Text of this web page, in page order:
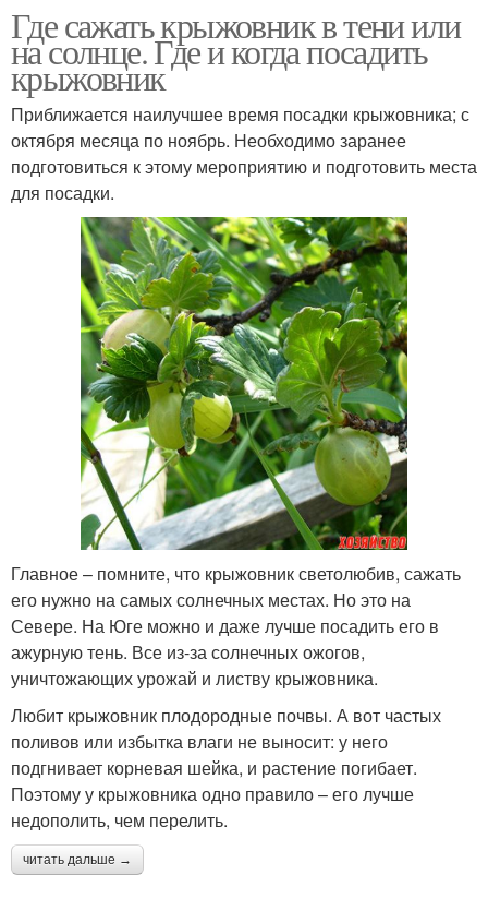
Где сажать крыжовник в тени или
на солнце. Где и когда посадить
крыжовник
Приближается наилучшее время посадки крыжовника; с
октября месяца по ноябрь. Необходимо заранее
подготовиться к этому мероприятию и подготовить места
для посадки.
Главное – помните, что крыжовник светолюбив, сажать
его нужно на самых солнечных местах. Но это на
Севере. На Юге можно и даже лучше посадить его в
ажурную тень. Все из-за солнечных ожогов,
уничтожающих урожай и листву крыжовника.
Любит крыжовник плодородные почвы. А вот частых
поливов или избытка влаги не выносит: у него
подгнивает корневая шейка, и растение погибает.
Поэтому у крыжовника одно правило – его лучше
недополить, чем перелить.
читать дальше →